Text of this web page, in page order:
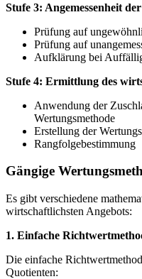
Stufe 3: Angemessenheit
Prüfung auf
Prüfung auf
Aufklärung bei
Stufe 4: Ermittlung des
Anwendung der
Wertungsmethode
Erstellung der
Rangfolgebestimmung
Gängige
Es gibt verschiedene
wirtschaftlichsten Angebots:
1. Einfache
Die einfache
Quotienten: